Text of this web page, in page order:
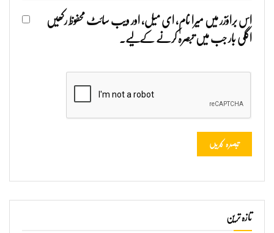
اس براؤزر میں میرا نام، ای میل، اور ویب سائٹ محفوظ رکھیں
اگلی بار جب میں تبصرہ کرنے کےلیے۔
تازہ ترین